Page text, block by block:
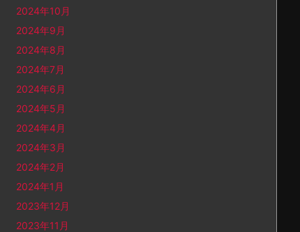
2024年10月
2024年9月
2024年8月
2024年7月
2024年6月
2024年5月
2024年4月
2024年3月
2024年2月
2024年1月
2023年12月
2023年11月